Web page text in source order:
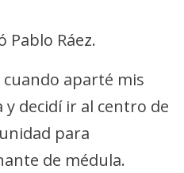
Pablo Ráez.
aparté mis
y decidí ir al centro de
para
de médula.